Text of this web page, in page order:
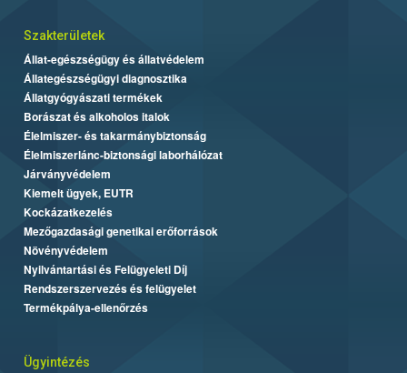
Szakterületek
Állat-egészségügy és állatvédelem
Állategészségügyi diagnosztika
Állatgyógyászati termékek
Borászat és alkoholos italok
Élelmiszer- és takarmánybiztonság
Élelmiszerlánc-biztonsági laborhálózat
Járványvédelem
Kiemelt ügyek, EUTR
Kockázatkezelés
Mezőgazdasági genetikai erőforrások
Növényvédelem
Nyilvántartási és Felügyeleti Díj
Rendszerszervezés és felügyelet
Termékpálya-ellenőrzés
Ügyintézés